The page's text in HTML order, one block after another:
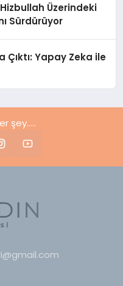
Üzerindeki
Sürdürüyor
Çıktı: Yapay Zeka ile
şey.....